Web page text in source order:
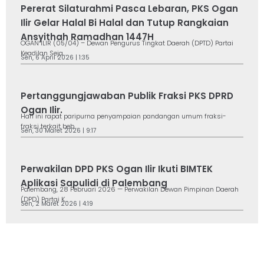
Pererat Silaturahmi Pasca Lebaran, PKS Ogan
Ilir Gelar Halal Bi Halal dan Tutup Rangkaian
Ansyithah Ramadhan 1447H
OGAN ILIR (05/04) – Dewan Pengurus Tingkat Daerah (DPTD) Partai
Keadilan Seja...
Sen, 6 April 2026 | 1:35
Pertanggungjawaban Publik Fraksi PKS DPRD
Ogan Ilir.
Hari ini rapat paripurna penyampaian pandangan umum fraksi-
fraksi terkait beb...
Sen, 30 Maret 2026 | 9:17
Perwakilan DPD PKS Ogan Ilir Ikuti BIMTEK
Aplikasi Sapulidi di Palembang
Palembang, 28 Februari 2026 — Perwakilan Dewan Pimpinan Daerah
(DPD) Partai K...
Sen, 2 Maret 2026 | 4:19